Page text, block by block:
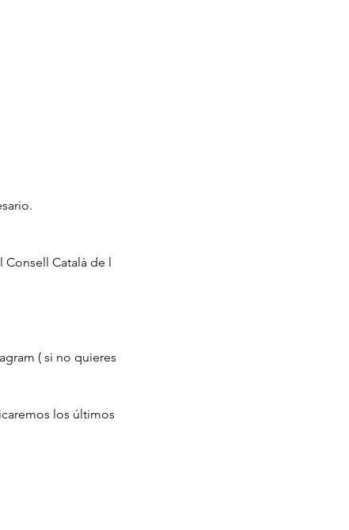
Consell Català de l
( si no quieres
los últimos